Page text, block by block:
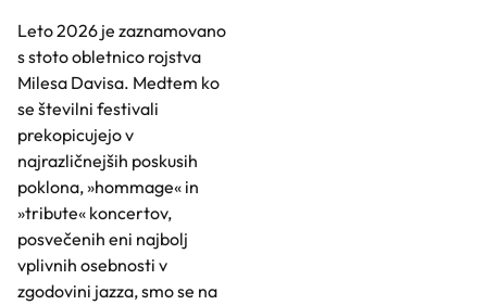
Leto 2026 je zaznamovano
s stoto obletnico rojstva
Milesa Davisa. Medtem ko
se številni festivali
prekopicujejo v
najrazličnejših poskusih
poklona, »hommage« in
»tribute« koncertov,
posvečenih eni najbolj
vplivnih osebnosti v
zgodovini jazza, smo se na